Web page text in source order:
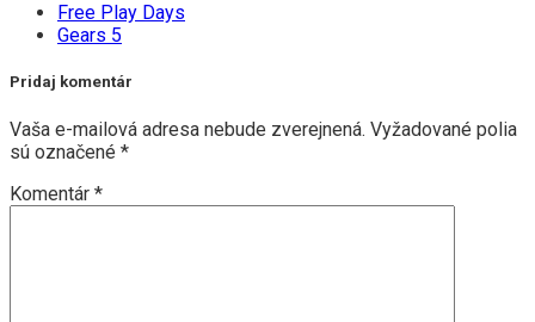
Free Play Days
Gears 5
Pridaj komentár
Vaša e-mailová adresa nebude zverejnená. Vyžadované polia
sú označené *
Komentár *